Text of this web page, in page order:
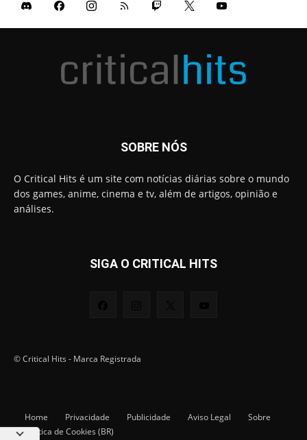
SOBRE NÓS
O Critical Hits é um site com notícias diárias sobre o mundo
dos games, anime, cinema e tv, além de artigos, opinião e
análises.
SIGA O CRITICAL HITS
© Critical Hits - Marca Registrada
Home Privacidade Publicidade Aviso Legal
Sobre
Política de Cookies (BR)